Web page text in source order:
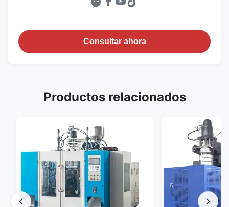
Consultar ahora
Productos relacionados